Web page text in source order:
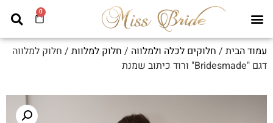
0
עמוד הבית / חלוקים לכלה ולמלווה / חלוק למלוות / חלוק למלווה
דגם "Bridesmade" ורוד כיתוב שמנת